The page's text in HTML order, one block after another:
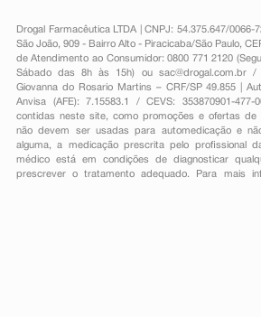
Drogal Farmacêutica LTDA | CNPJ: 54.375.647/0066-
São João, 909 - Bairro Alto - Piracicaba/São Paulo,
de Atendimento ao Consumidor: 0800 771 2120
Sábado das 8h às 15h) ou sac@drogal.com.br/
Giovanna do Rosario Martins – CRF/SP 49.855 |
Anvisa (AFE): 7.15583.1 / CEVS: 353870901-477-
contidas neste site, como promoções e ofertas de
não devem ser usadas para automedicação e
alguma, a medicação prescrita pelo profissional
médico está em condições de diagnosticar
prescrever o tratamento adequado. Para mais